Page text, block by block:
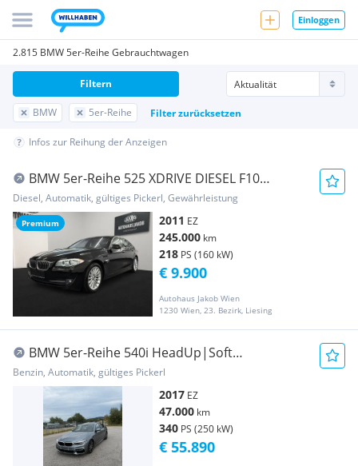
Einloggen
2.815 BMW 5er-Reihe Gebrauchtwagen
BMW 5er-Reihe Filter zurücksetzen
Filtern
Infos zur Reihung der Anzeigen
Premium
BMW 5er-Reihe 525 XDRIVE DIESEL F10
****AUTOMATIK-TEMPOMAT-KA...
Diesel, Automatik, gültiges Pickerl, Gewährleistung
2011 EZ
245.000 km
218 PS (160 kW)
Autohaus Jakob Wien
1230 Wien, 23. Bezirk, Liesing
€ 9.900
BMW 5er-Reihe 540i HeadUp|Soft
Close|Schiebedach
Benzin, Automatik, gültiges Pickerl
2017 EZ
47.000 km
340 PS (250 kW)
€ 55.890